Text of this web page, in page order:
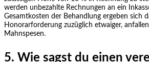
werden unbezahlte Rechnungen an ein
Gesamtkosten der Behandlung ergeben sich
Honorarforderung zuzüglich etwaiger,
Mahnspesen.
5. Wie sagst du einen